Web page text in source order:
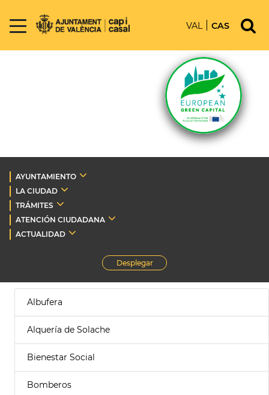
VAL CAS
AYUNTAMIENTO
LA CIUDAD
TRÁMITES
ATENCIÓN CIUDADANA
ACTUALIDAD
Desplegar
Albufera
Alquería de Solache
Bienestar Social
Bomberos